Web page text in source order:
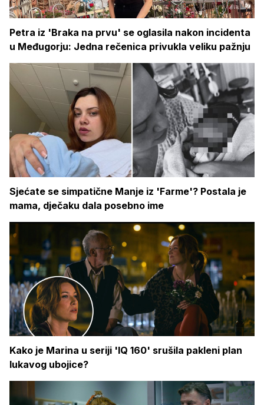
Petra iz 'Braka na prvu' se oglasila nakon incidenta
u Međugorju: Jedna rečenica privukla veliku pažnju
Sjećate se simpatične Manje iz 'Farme'? Postala je
mama, dječaku dala posebno ime
Kako je Marina u seriji 'IQ 160' srušila pakleni plan
lukavog ubojice?